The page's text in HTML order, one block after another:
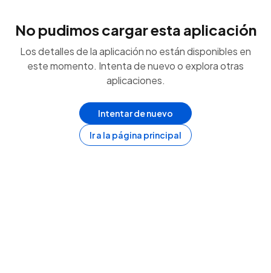
No pudimos cargar esta aplicación
Los detalles de la aplicación no están disponibles en
este momento. Intenta de nuevo o explora otras
aplicaciones.
Intentar de nuevo
Ir a la página principal